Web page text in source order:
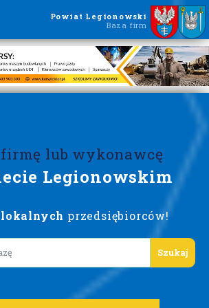
Powiat Legionowski
Baza firm
lub wykonawcę
Legionowskim
lokalnych przedsiębiorców!